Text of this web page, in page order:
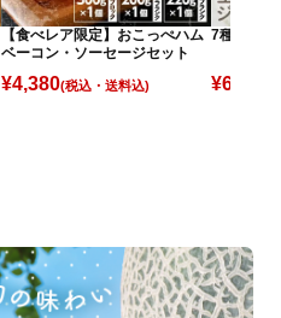
【食べレア限定】おこっぺハム
ベーコン・ソーセージセット
¥4,380(税込)
7種のジ
¥6,580